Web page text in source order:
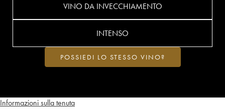
Informazioni sulla tenuta
VINO DA INVECCHIAMENTO
INTENSO
POSSIEDI LO STESSO VINO?